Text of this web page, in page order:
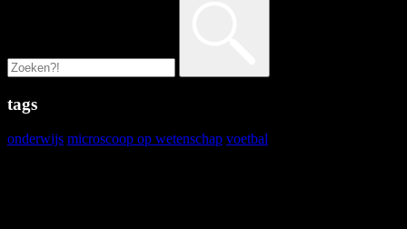
tags
onderwijs microscoop op wetenschap voetbal